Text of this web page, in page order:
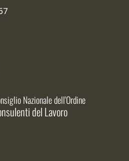
Nazionale dell'Ordine
del Lavoro